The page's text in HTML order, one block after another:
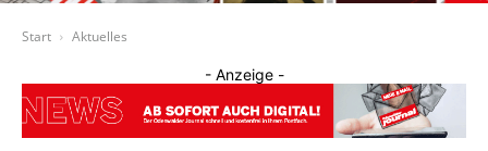
Start Aktuelles
- Anzeige -